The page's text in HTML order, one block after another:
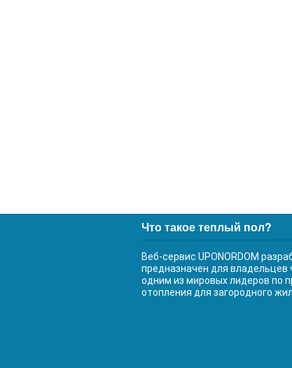
Что такое теплый пол?
Веб-сервис UPONORDOM
предназначен для владельцев
одним из мировых лидеров по
отопления для загородного